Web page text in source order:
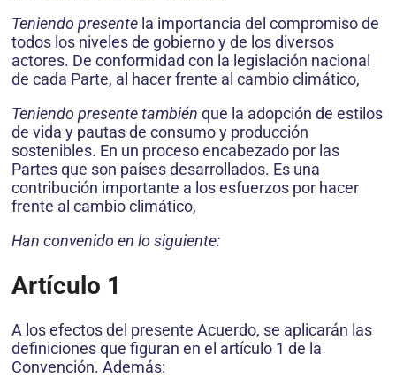
Teniendo presente la importancia del compromiso de
todos los niveles de gobierno y de los diversos
actores. De conformidad con la legislación nacional
de cada Parte, al hacer frente al cambio climático,
Teniendo presente también que la adopción de estilos
de vida y pautas de consumo y producción
sostenibles. En un proceso encabezado por las
Partes que son países desarrollados. Es una
contribución importante a los esfuerzos por hacer
frente al cambio climático,
Han convenido en lo siguiente:
Artículo 1
A los efectos del presente Acuerdo, se aplicarán las
definiciones que figuran en el artículo 1 de la
Convención. Además: